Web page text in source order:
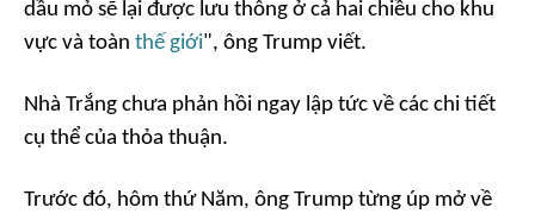
dầu mỏ sẽ lại được lưu thông ở cả hai chiều cho khu
vực và toàn thế giới", ông Trump viết.
Nhà Trắng chưa phản hồi ngay lập tức về các chi tiết
cụ thể của thỏa thuận.
Trước đó, hôm thứ Năm, ông Trump từng úp mở về